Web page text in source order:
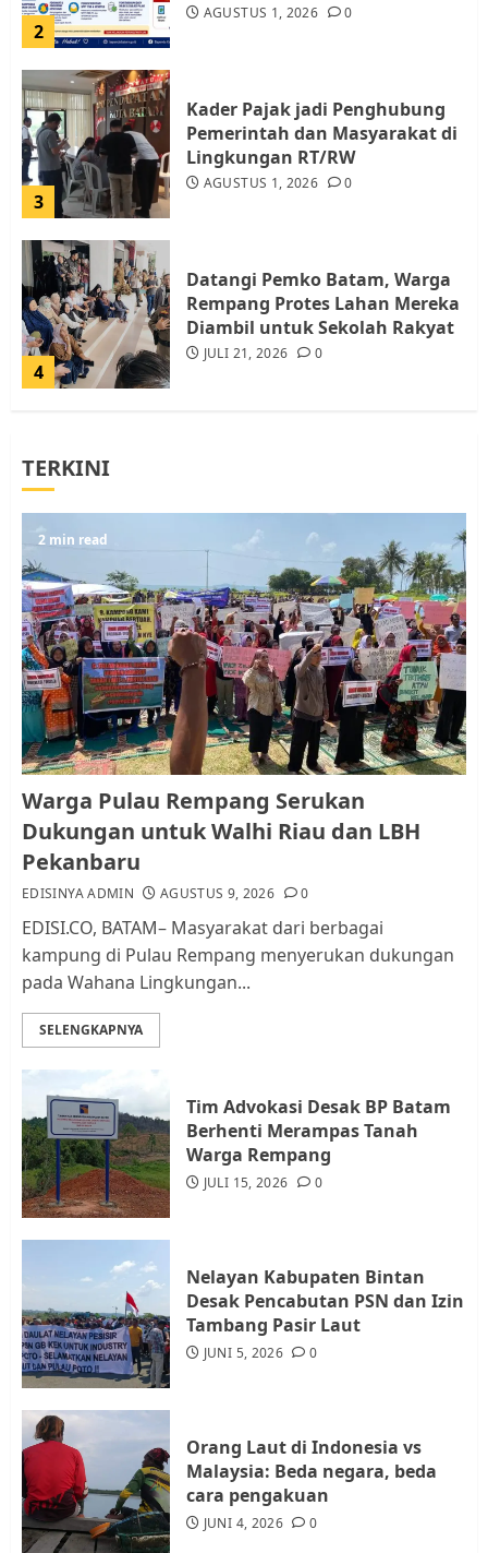
2
AGUSTUS 1, 2026 0
3
Kader Pajak jadi Penghubung
Pemerintah dan Masyarakat di
Lingkungan RT/RW
AGUSTUS 1, 2026 0
4
Datangi Pemko Batam, Warga
Rempang Protes Lahan Mereka
Diambil untuk Sekolah Rakyat
JULI 21, 2026 0
5
Resahkan Warga
JULI 17, 2026 0
1
Warga Pulau Rempang Serukan
Dukungan untuk Walhi Riau
dan LBH Pekanbaru
AGUSTUS 9, 2026 0
2
Pemko Batam Tegaskan RT dan
RW bukan Petugas Pendataan
dan Pemungutan Pajak
3
Kader Pajak jadi Penghubung
Pemerintah dan Masyarakat di
4
Datangi Pemko Batam, Warga
Rempang Protes Lahan Mereka
Diambil untuk Sekolah Rakyat
5
Warga Rempang Ajukan
Audiensi dengan Wali Kota
Batam, Soroti Aktivitas yang
Resahkan Warga
TERKINI
2 min read
Warga Pulau Rempang Serukan
Dukungan untuk Walhi Riau dan LBH
Pekanbaru
EDISINYA ADMIN AGUSTUS 9, 2026 0
EDISI.CO, BATAM– Masyarakat dari berbagai
kampung di Pulau Rempang menyerukan dukungan
pada Wahana Lingkungan...
SELENGKAPNYA
Tim Advokasi Desak BP Batam
Berhenti Merampas Tanah
Warga Rempang
JULI 15, 2026 0
Nelayan Kabupaten Bintan
Desak Pencabutan PSN dan Izin
Tambang Pasir Laut
JUNI 5, 2026 0
Orang Laut di Indonesia vs
Malaysia: Beda negara, beda
cara pengakuan
JUNI 4, 2026 0